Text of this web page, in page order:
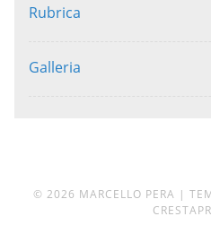
Rubrica
Galleria
© 2026 MARCELLO PERA |